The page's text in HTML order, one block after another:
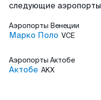
следующие аэропорты
Аэропорты Венеции
Марко Поло VCE
Аэропорты Актобе
Актобе AKX